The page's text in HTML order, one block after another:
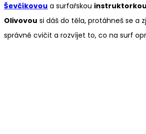
Ševčíkovou a surfařskou instruktorkou
Olivovou si dáš do těla, protáhneš se a
správně cvičit a rozvíjet to, co na surf